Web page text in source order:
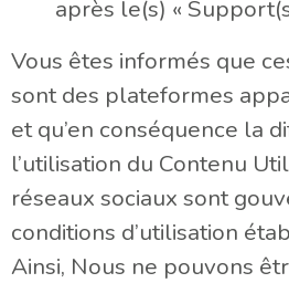
après le(s) «
Vous êtes informés que
sont des plateformes
et qu’en conséquence la
l’utilisation du Contenu
réseaux sociaux sont
conditions d’utilisation
Ainsi, Nous ne pouvons